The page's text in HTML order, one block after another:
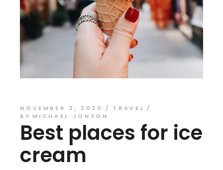
NOVEMBER 3, 2020
TRAVEL
BY MICHAEL JONSON
Best places for ice
cream